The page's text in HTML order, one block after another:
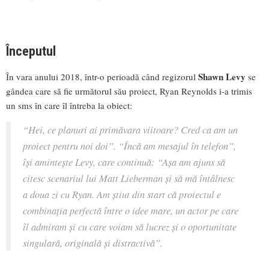
Începutul
În vara anului 2018, într-o perioadă când regizorul Shawn Levy se
gândea care să fie următorul său proiect, Ryan Reynolds i-a trimis
un sms în care îl întreba la obiect:
“Hei, ce planuri ai primăvara viitoare? Cred ca am un
proiect pentru noi doi”. “Încă am mesajul în telefon”,
își amintește Levy, care continuă: “Așa am ajuns să
citesc scenariul lui Matt Lieberman și să mă întâlnesc
a doua zi cu Ryan. Am știut din start că proiectul e
combinația perfectă între o idee mare, un actor pe care
îl admiram și cu care voiam să lucrez și o oportunitate
singulară, originală și distractivă”.